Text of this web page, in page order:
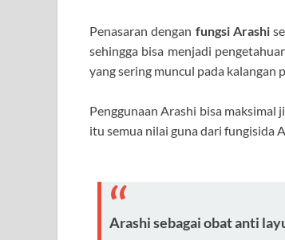
Penasaran dengan fungsi Arashi
sehingga bisa menjadi
yang sering muncul pada kalangan
Penggunaan Arashi bisa maksimal
itu semua nilai guna dari fungisida
Arashi sebagai obat anti